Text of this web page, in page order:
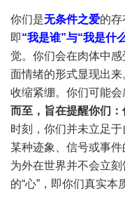
你们是无条件之爱的
即“我是谁”与“我是什
觉。你们会在肉体中
面情绪的形式显现出
收缩紧绷。你们可能会
而至，旨在提醒你们：
时刻，你们并未立足于
某种迹象、信号或事
为外在世界并不会立
的“心”，即你们真实本